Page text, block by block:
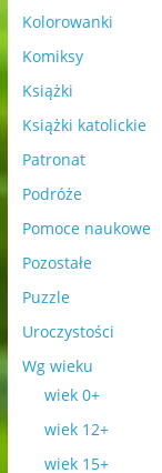
Kolorowanki
Komiksy
Książki
Książki katolickie
Patronat
Podróże
Pomoce naukowe
Pozostałe
Puzzle
Uroczystości
Wg wieku
wiek 0+
wiek 12+
wiek 15+